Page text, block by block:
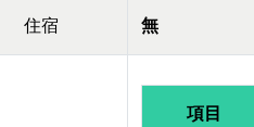
住宿 無
項目